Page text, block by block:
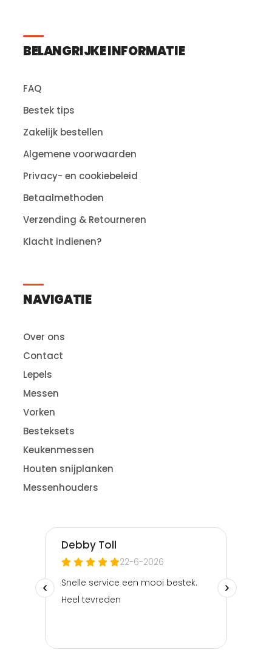
BELANGRIJKE INFORMATIE
FAQ
Bestek tips
Zakelijk bestellen
Algemene voorwaarden
Privacy- en cookiebeleid
Betaalmethoden
Verzending & Retourneren
Klacht indienen?
NAVIGATIE
Over ons
Contact
Lepels
Messen
Vorken
Besteksets
Keukenmessen
Houten snijplanken
Messenhouders